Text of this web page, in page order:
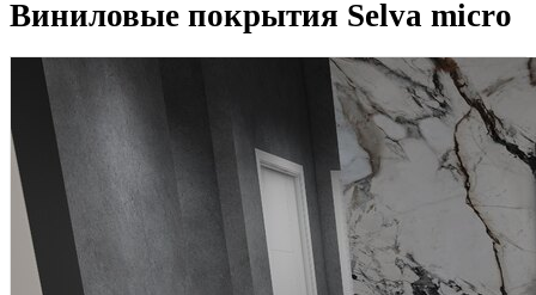
Виниловые покрытия Selva micro